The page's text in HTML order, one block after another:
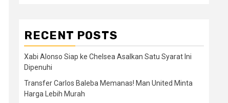
RECENT POSTS
Xabi Alonso Siap ke Chelsea Asalkan Satu Syarat Ini
Dipenuhi
Transfer Carlos Baleba Memanas! Man United Minta
Harga Lebih Murah